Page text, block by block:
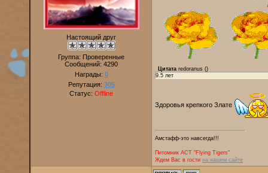
Настоящий друг
Группа: Проверенные
Сообщений: 4290
Награды: 0
Репутация: 305
Статус: Offline
Цитата redoranus ()
9.5 лет
Здоровья крепкого Злате
Амстафф-это навсегда!!!
Питомник AСТ "Flying Tigers"
Ждем Вас в гости на нашем сайте